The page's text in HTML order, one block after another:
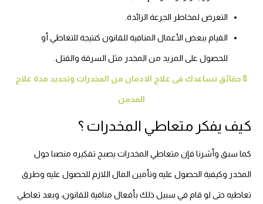
التعرض لمخاطر الجرعة الزائدة.
القيام ببعض الأعمال المنافية للقانون كنتيجة للتعاطي أو
للحصول على المزيد من المخدر مثل السرقة والقتل.
8 حقائق تساعدك فى علاج الادمان من المخدرات وتحديد مدة علاج
المدمن
كيف يفكر متعاطي المخدرات ؟
كما سبق وأشرنا فإن متعاطي المخدرات يصبح تفكيره منصبا حول
المخدر وكيفية الحصول عليه وتأمين المال اللازم للحصول عليه وطرق
تعاطيه حتى لو قام في سبيل ذلك بأفعال منافية للقانون، وبعد تعاطي